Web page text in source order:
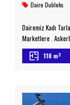
Daire Dubleks
Dairemiz Kadı
Marketlere ,
Toplu Ulaşım
Daha Geniş Alan
110 m2